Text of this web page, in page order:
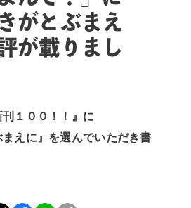
がとぶまえ
が載りまし
刊１００！！』に
まえに』を選んでいただき書